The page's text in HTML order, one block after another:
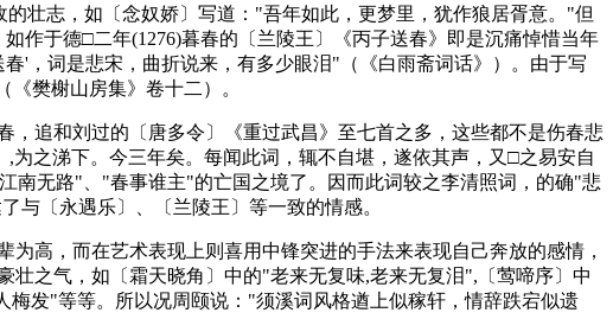
壮志，如〔念奴娇〕写道："吾年如此，更梦里，犹作狼居胥意。"但
作于德□二年(1276)暮春的〔兰陵王〕《丙子送春》即是沉痛悼惜当年
'，词是悲宋，曲折说来，有多少眼泪"（《白雨斋词话》）。由于写
樊榭山房集》卷十二）。
追和刘过的〔唐多令〕《重过武昌》至七首之多，这些都不是伤春悲
之涕下。今三年矣。每闻此词，辄不自堪，遂依其声，又□之易安自
南无路"、"春事谁主"的亡国之境了。因而此词较之李清照词，的确"悲
与〔永遇乐〕、〔兰陵王〕等一致的情感。
高，而在艺术表现上则喜用中锋突进的手法来表现自己奔放的感情，
之气，如〔霜天晓角〕中的"老来无复味,老来无复泪",〔莺啼序〕中
发"等等。所以况周颐说："须溪词风格遒上似稼轩，情辞跌宕似遗